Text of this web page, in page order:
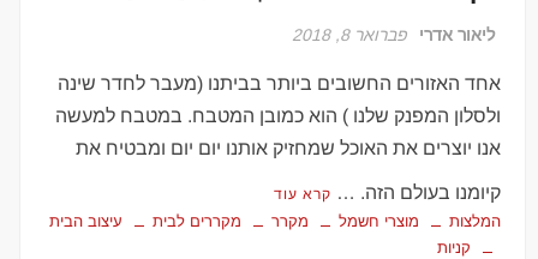
ליאור אדרי פברואר 8, 2018
אחד האזורים החשובים ביותר בביתנו (מעבר לחדר שינה
ולסלון המפנק שלנו ) הוא כמובן המטבח. במטבח למעשה
אנו יוצרים את האוכל שמחזיק אותנו יום יום ומבטיח את
קיומנו בעולם הזה. … קרא עוד
המלצות מוצרי חשמל מקרר מקררים לבית
עיצוב הבית
קניות